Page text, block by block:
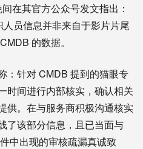
在其官方公众号发文指出：
人员信息并非来自于影片片尾
的数据。
：针对 CMDB 提到的猫眼专
时间进行内部核实，确认相关
供。在与服务商积极沟通核实
了该部分信息，且已当面与
中出现的审核疏漏真诚致